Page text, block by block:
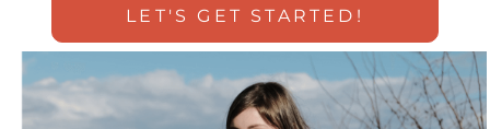
LET'S GET STARTED!